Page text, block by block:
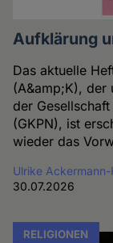
Aufklärung
Das aktuelle
(A&amp;K), der
der
(GKPN), ist
wieder das
Ulrike Ackermann-
30.07.2026
RELIGIONEN